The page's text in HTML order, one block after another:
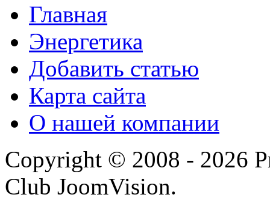
Главная
Энергетика
Добавить статью
Карта сайта
О нашей компании
Copyright © 2008 - 2026
Club JoomVision.